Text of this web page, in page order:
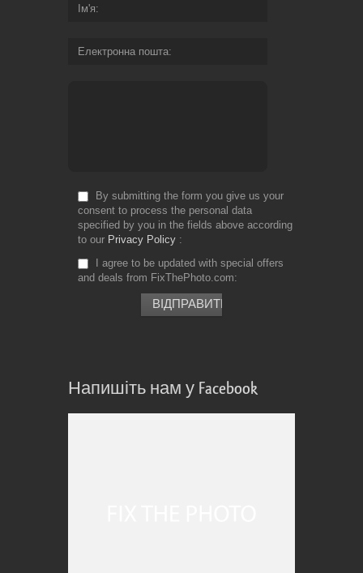
Ім'я
Електронна пошта
By submitting the form you give us your
consent to process the personal data
specified by you in the fields above according
to our Privacy Policy
I agree to be updated with special offers
and deals from FixThePhoto.com
Напишіть нам у Facebook